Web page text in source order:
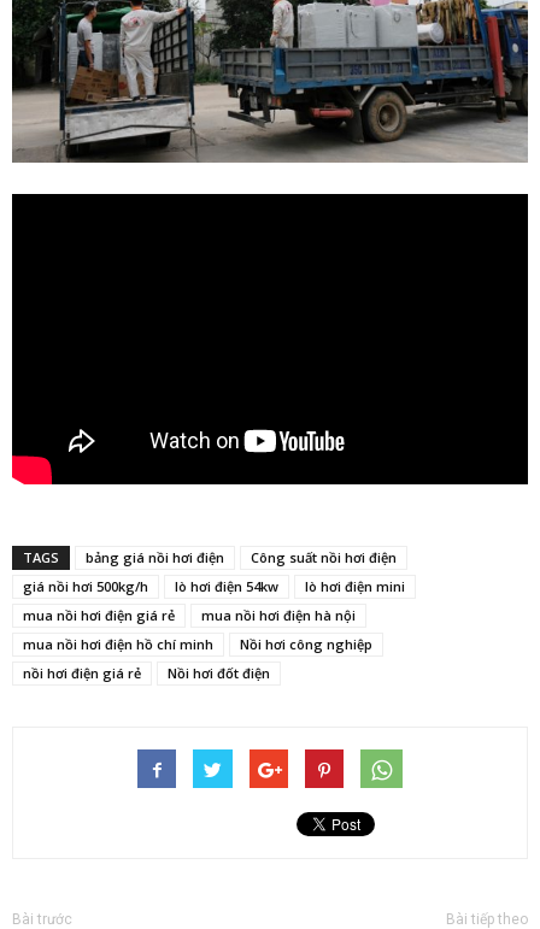
TAGS bảng giá nồi hơi điện
Công suất nồi hơi điện
giá nồi hơi 500kg/h
lò hơi điện 54kw
lò hơi điện mini
mua nồi hơi điện giá rẻ
mua nồi hơi điện hà nội
mua nồi hơi điện hồ chí minh
Nồi hơi công nghiệp
nồi hơi điện giá rẻ
Nồi hơi đốt điện
Bài trước Bài tiếp theo